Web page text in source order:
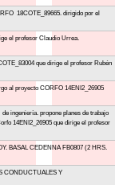
18COTE_89665. dirigido por el
el profesor Claudio Urrea.
que dirige el profesor Rubén
al proyecto CORFO 14ENI2_26905
ingeniería. propone planes de trabajo
14ENI2_26905 que dirige el profesor
BASAL CEDENNA FB0807 (2 HRS.
CONDUCTUALES Y